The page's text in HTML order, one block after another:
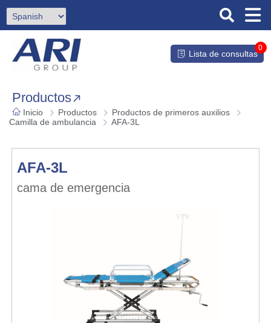
Lista de consultas
0
Productos
Inicio Productos
Productos de primeros auxilios
Camilla de ambulancia
AFA-3L
AFA-3L
cama de emergencia